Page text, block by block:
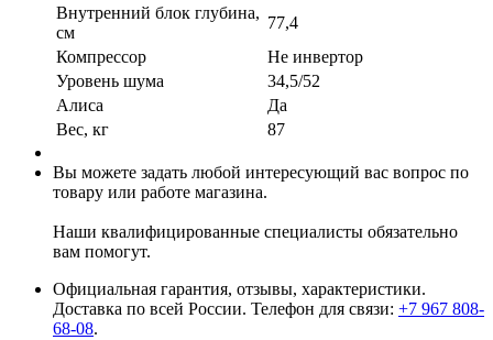
Внутренний блок глубина,
см
77,4
Компрессор
Не инвертор
Уровень шума
34,5/52
Алиса
Да
Вес, кг
87
Вы можете задать любой интересующий вас вопрос по
товару или работе магазина.
Наши квалифицированные специалисты обязательно
вам помогут.
Официальная гарантия, отзывы, характеристики.
Доставка по всей России. Телефон для связи: +7 967 808-
68-08.